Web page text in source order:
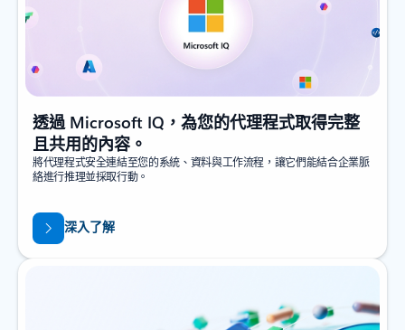
透過 Microsoft IQ，為您的代理程式取得完整
且共用的內容。
將代理程式安全連結至您的系統、資料與工作流程，讓它們能結合企業脈
絡進行推理並採取行動。
深入了解